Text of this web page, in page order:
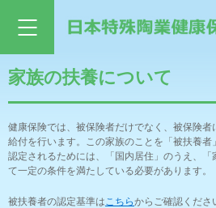
家族の扶養について
健康保険では、被保険者だけでなく、被保険
給付を行います。この家族のことを「被扶養
認定されるためには、「国内居住」のうえ、
て一定の条件を満たしている必要があります。
被扶養者の認定基準はこちらからご確認くださ